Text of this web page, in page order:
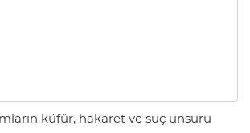
küfür, hakaret ve suç unsuru